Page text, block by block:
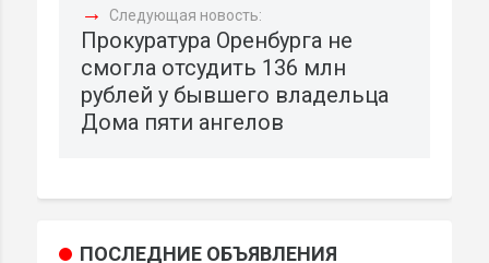
→ Следующая новость:
Прокуратура Оренбурга не
смогла отсудить 136 млн
рублей у бывшего владельца
Дома пяти ангелов
ПОСЛЕДНИЕ ОБЪЯВЛЕНИЯ